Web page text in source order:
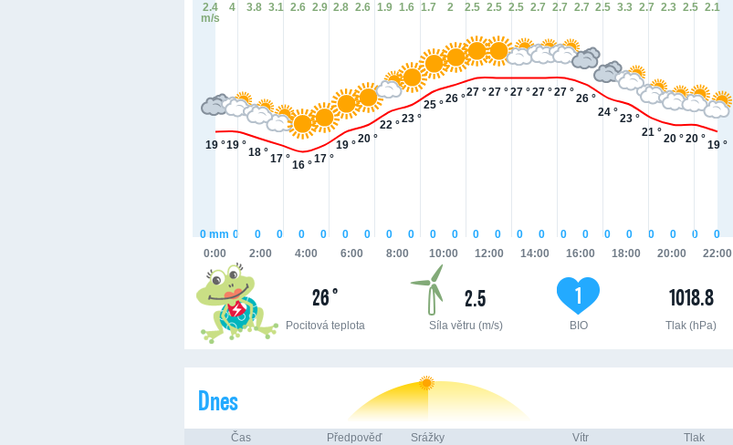
19 °19 °
18 °
17 °
16 °
17 °
19 °
20 °
22 °
23 °
25 °
26 °
27 °27 °27 °27 °27 °
26 °
24 °
23 °
21 °
20 °20 °
19 °
0:00 2:00 4:00 6:00 8:00 10:00 12:00 14:00 16:00 18:00 20:00 22:00
0 mm 0 0 0 0 0 0 0 0 0 0 0 0 0 0 0 0 0 0 0 0 0 0 0
2.4
m/s
4 3.8 3.1 2.6 2.9 2.8 2.6 1.9 1.6 1.7 2 2.5 2.5 2.5 2.7 2.7 2.7 2.5 3.3 2.7 2.3 2.5 2.1
26 °
Pocitová teplota
2.5
Síla větru (m/s)
1
BIO
1018.8
Tlak (hPa)
Dnes
Čas Předpověď Srážky Vítr Tlak